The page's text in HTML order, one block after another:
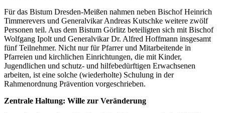
Für das Bistum Dresden-Meißen nahmen neben Bischof Heinrich
Timmerevers und Generalvikar Andreas Kutschke weitere zwölf
Personen teil. Aus dem Bistum Görlitz beteiligten sich mit Bischof
Wolfgang Ipolt und Generalvikar Dr. Alfred Hoffmann insgesamt
fünf Teilnehmer. Nicht nur für Pfarrer und Mitarbeitende in
Pfarreien und kirchlichen Einrichtungen, die mit Kinder,
Jugendlichen und schutz- und hilfebedürftigen Erwachsenen
arbeiten, ist eine solche (wiederholte) Schulung in der
Rahmenordnung Prävention vorgeschrieben.
Zentrale Haltung: Wille zur Veränderung